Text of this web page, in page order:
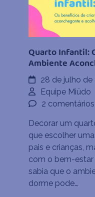
Quarto Infantil:
Ambiente
28 de julho de
Equipe Miüdo
2 comentários
Decorar um
que escolher
pais e crianças,
com o bem-estar
sabia que o
dorme pode…